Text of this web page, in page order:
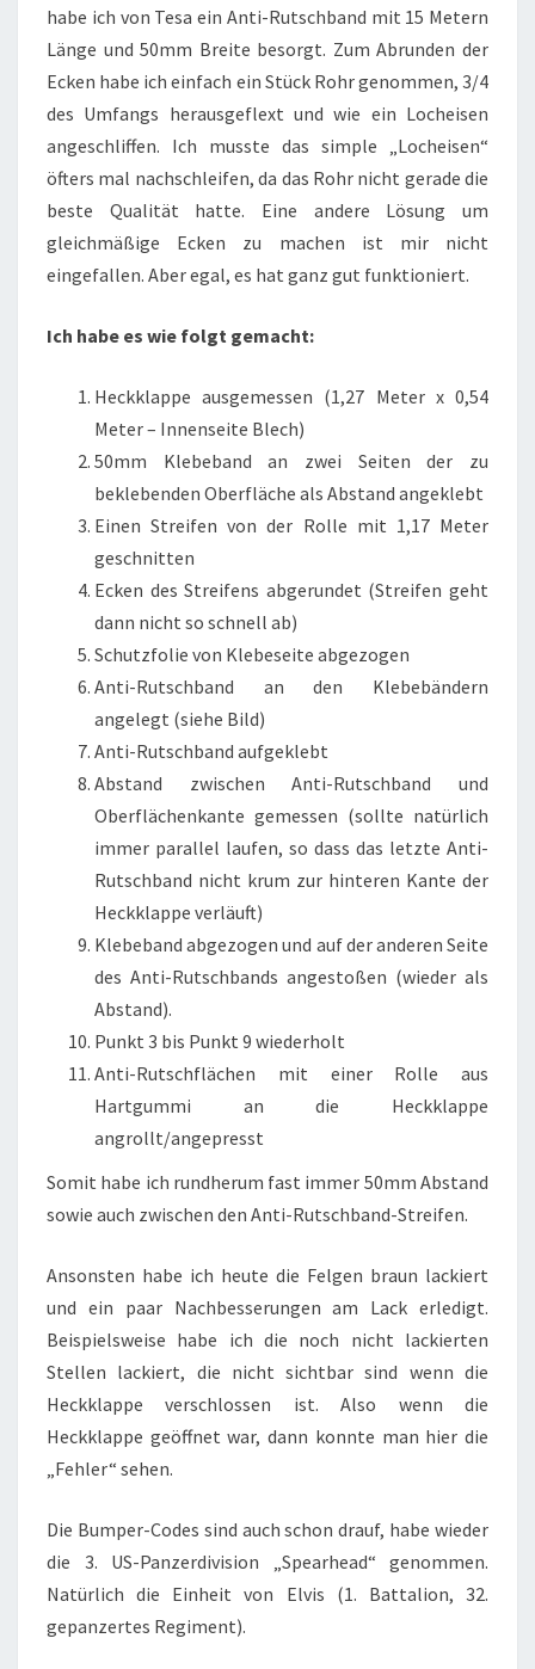
BUMPER-
CODES
LACKIERT
habe ich von Tesa ein Anti-Rutschband mit 15 Metern
Länge und 50mm Breite besorgt. Zum Abrunden der
Ecken habe ich einfach ein Stück Rohr genommen, 3/4
des Umfangs herausgeflext und wie ein Locheisen
angeschliffen. Ich musste das simple „Locheisen“
öfters mal nachschleifen, da das Rohr nicht gerade die
beste Qualität hatte. Eine andere Lösung um
gleichmäßige Ecken zu machen ist mir nicht
eingefallen. Aber egal, es hat ganz gut funktioniert.
Ich habe es wie folgt gemacht:
Heckklappe ausgemessen (1,27 Meter x 0,54
Meter – Innenseite Blech)
50mm Klebeband an zwei Seiten der zu
beklebenden Oberfläche als Abstand angeklebt
Einen Streifen von der Rolle mit 1,17 Meter
geschnitten
Ecken des Streifens abgerundet (Streifen geht
dann nicht so schnell ab)
Schutzfolie von Klebeseite abgezogen
Anti-Rutschband an den Klebebändern
angelegt (siehe Bild)
Anti-Rutschband aufgeklebt
Abstand zwischen Anti-Rutschband und
Oberflächenkante gemessen (sollte natürlich
immer parallel laufen, so dass das letzte Anti-
Rutschband nicht krum zur hinteren Kante der
Heckklappe verläuft)
Klebeband abgezogen und auf der anderen Seite
des Anti-Rutschbands angestoßen (wieder als
Abstand).
Punkt 3 bis Punkt 9 wiederholt
Anti-Rutschflächen mit einer Rolle aus
Hartgummi an die Heckklappe
angrollt/angepresst
Somit habe ich rundherum fast immer 50mm Abstand
sowie auch zwischen den Anti-Rutschband-Streifen.
Ansonsten habe ich heute die Felgen braun lackiert
und ein paar Nachbesserungen am Lack erledigt.
Beispielsweise habe ich die noch nicht lackierten
Stellen lackiert, die nicht sichtbar sind wenn die
Heckklappe verschlossen ist. Also wenn die
Heckklappe geöffnet war, dann konnte man hier die
„Fehler“ sehen.
Die Bumper-Codes sind auch schon drauf, habe wieder
die 3. US-Panzerdivision „Spearhead“ genommen.
Natürlich die Einheit von Elvis (1. Battalion, 32.
gepanzertes Regiment).